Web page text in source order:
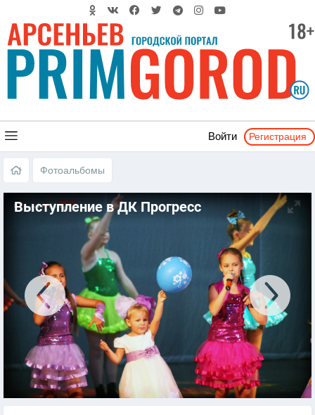
Войти Регистрация
Фотоальбомы
Выступление в ДК Прогресс